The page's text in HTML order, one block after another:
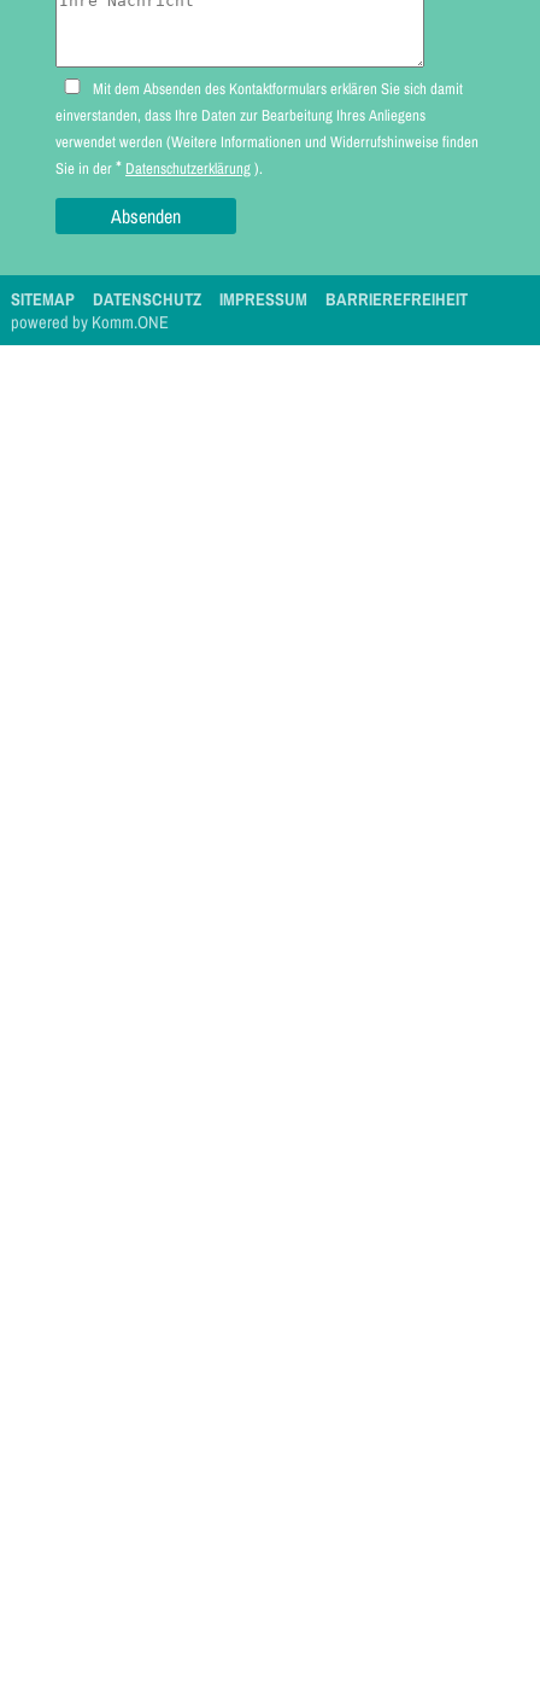
Mit dem Absenden des Kontaktformulars erklären Sie sich damit
einverstanden, dass Ihre Daten zur Bearbeitung Ihres Anliegens
verwendet werden (Weitere Informationen und Widerrufshinweise finden
Sie in der* Datenschutzerklärung).
SITEMAP DATENSCHUTZ IMPRESSUM
BARRIEREFREIHEIT
powered by Komm.ONE